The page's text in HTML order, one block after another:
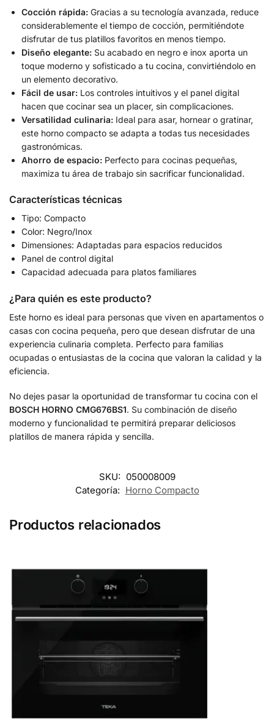
Cocción rápida: Gracias a su tecnología avanzada, reduce
considerablemente el tiempo de cocción, permitiéndote
disfrutar de tus platillos favoritos en menos tiempo.
Diseño elegante: Su acabado en negro e inox aporta un
toque moderno y sofisticado a tu cocina, convirtiéndolo en
un elemento decorativo.
Fácil de usar: Los controles intuitivos y el panel digital
hacen que cocinar sea un placer, sin complicaciones.
Versatilidad culinaria: Ideal para asar, hornear o gratinar,
este horno compacto se adapta a todas tus necesidades
gastronómicas.
Ahorro de espacio: Perfecto para cocinas pequeñas,
maximiza tu área de trabajo sin sacrificar funcionalidad.
Características técnicas
Tipo: Compacto
Color: Negro/Inox
Dimensiones: Adaptadas para espacios reducidos
Panel de control digital
Capacidad adecuada para platos familiares
¿Para quién es este producto?
Este horno es ideal para personas que viven en apartamentos o
casas con cocina pequeña, pero que desean disfrutar de una
experiencia culinaria completa. Perfecto para familias
ocupadas o entusiastas de la cocina que valoran la calidad y la
eficiencia.
No dejes pasar la oportunidad de transformar tu cocina con el
BOSCH HORNO CMG676BS1. Su combinación de diseño
moderno y funcionalidad te permitirá preparar deliciosos
platillos de manera rápida y sencilla.
SKU: 050008009
Categoría: Horno Compacto
Productos relacionados